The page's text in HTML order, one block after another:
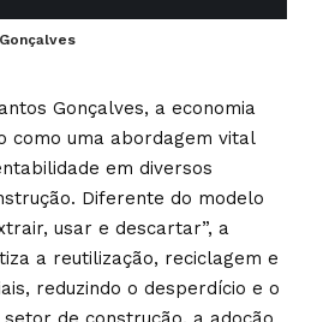
Gonçalves, a economia
como uma abordagem vital
em diversos
Diferente do modelo
usar e descartar”, a
a reutilização, reciclagem e
reduzindo o desperdício e o